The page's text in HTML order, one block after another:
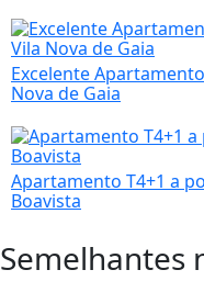
Excelente
Nova de Gaia
Apartamento T4+1 a
Boavista
Semelhantes